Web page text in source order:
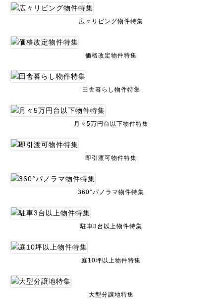
広々リビング物件特集
価格改定物件特集
田舎暮らし物件特集
月々5万円台以下物件特集
即引渡可物件特集
360°パノラマ物件特集
駐車3台以上物件特集
庭10坪以上物件特集
大型分譲地特集